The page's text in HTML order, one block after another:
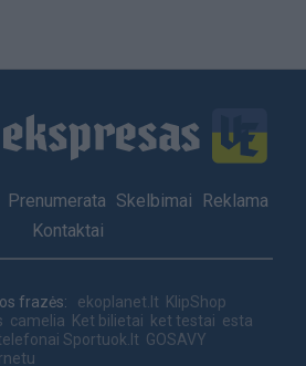
Prenumerata Skelbimai
Reklama
Kontaktai
frazės: ekoplanet.lt KlipShop
camelia Ket bilietai ket testai esta
Sportuok.lt GOSAVY